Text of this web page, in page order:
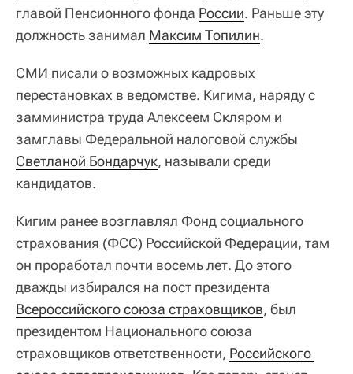
главой Пенсионного фонда России. Раньше эту
должность занимал Максим Топилин.
СМИ писали о возможных кадровых
перестановках в ведомстве. Кигима, наряду с
замминистра труда Алексеем Скляром и
замглавы Федеральной налоговой службы
Светланой Бондарчук, называли среди
кандидатов.
Кигим ранее возглавлял Фонд социального
страхования (ФСС) Российской Федерации, там
он проработал почти восемь лет. До этого
дважды избирался на пост президента
Всероссийского союза страховщиков, был
президентом Национального союза
страховщиков ответственности, Российского